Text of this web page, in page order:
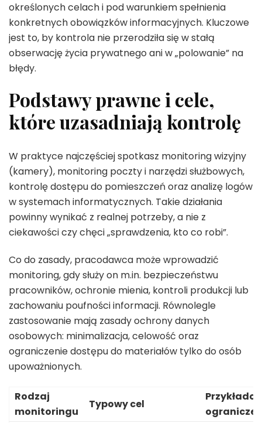
określonych celach i pod warunkiem spełnienia
konkretnych obowiązków informacyjnych. Kluczowe
jest to, by kontrola nie przerodziła się w stałą
obserwację życia prywatnego ani w „polowanie” na
błędy.
Podstawy prawne i cele,
które uzasadniają kontrolę
W praktyce najczęściej spotkasz monitoring wizyjny
(kamery), monitoring poczty i narzędzi służbowych,
kontrolę dostępu do pomieszczeń oraz analizę logów
w systemach informatycznych. Takie działania
powinny wynikać z realnej potrzeby, a nie z
ciekawości czy chęci „sprawdzenia, kto co robi”.
Co do zasady, pracodawca może wprowadzić
monitoring, gdy służy on m.in. bezpieczeństwu
pracowników, ochronie mienia, kontroli produkcji lub
zachowaniu poufności informacji. Równolegle
zastosowanie mają zasady ochrony danych
osobowych: minimalizacja, celowość oraz
ograniczenie dostępu do materiałów tylko do osób
upoważnionych.
Rodzaj
monitoringu
Typowy cel